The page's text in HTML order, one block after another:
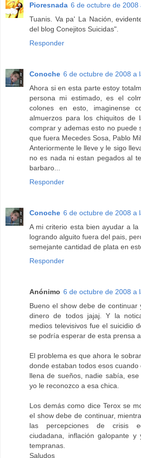
Pioresnada 6 de octubre de 2008
Tuanis. Va pa' La Nación,
del blog Conejitos Suicidas".
Responder
Conoche 6 de octubre de 2008 a
Ahora si en esta parte estoy
persona mi estimado, es el
colones en esto, imaginense
almuerzos para los chiquitos de
comprar y ademas esto no puede
que fuera Mecedes Sosa, Pablo
Anteriormente le lleve y le sigo
no es nada ni estan pegados al
barbaro...
Responder
Conoche 6 de octubre de 2008 a
A mi criterio esta bien ayudar a
logrando alguito fuera del pais,
semejante cantidad de plata en
Responder
Anónimo 6 de octubre de 2008 a
Bueno el show debe de
dinero de todos jajaj. Y la
medios televisivos fue el suicidio
se podría esperar de esta prensa
El problema es que ahora le
donde estaban todos esos
llena de sueños, nadie sabía,
yo le reconozco a esa chica.
Los demás como dice Terox se
el show debe de continuar,
las percepciones de crisis
ciudadana, inflación galopante y
tempranas.
Saludos